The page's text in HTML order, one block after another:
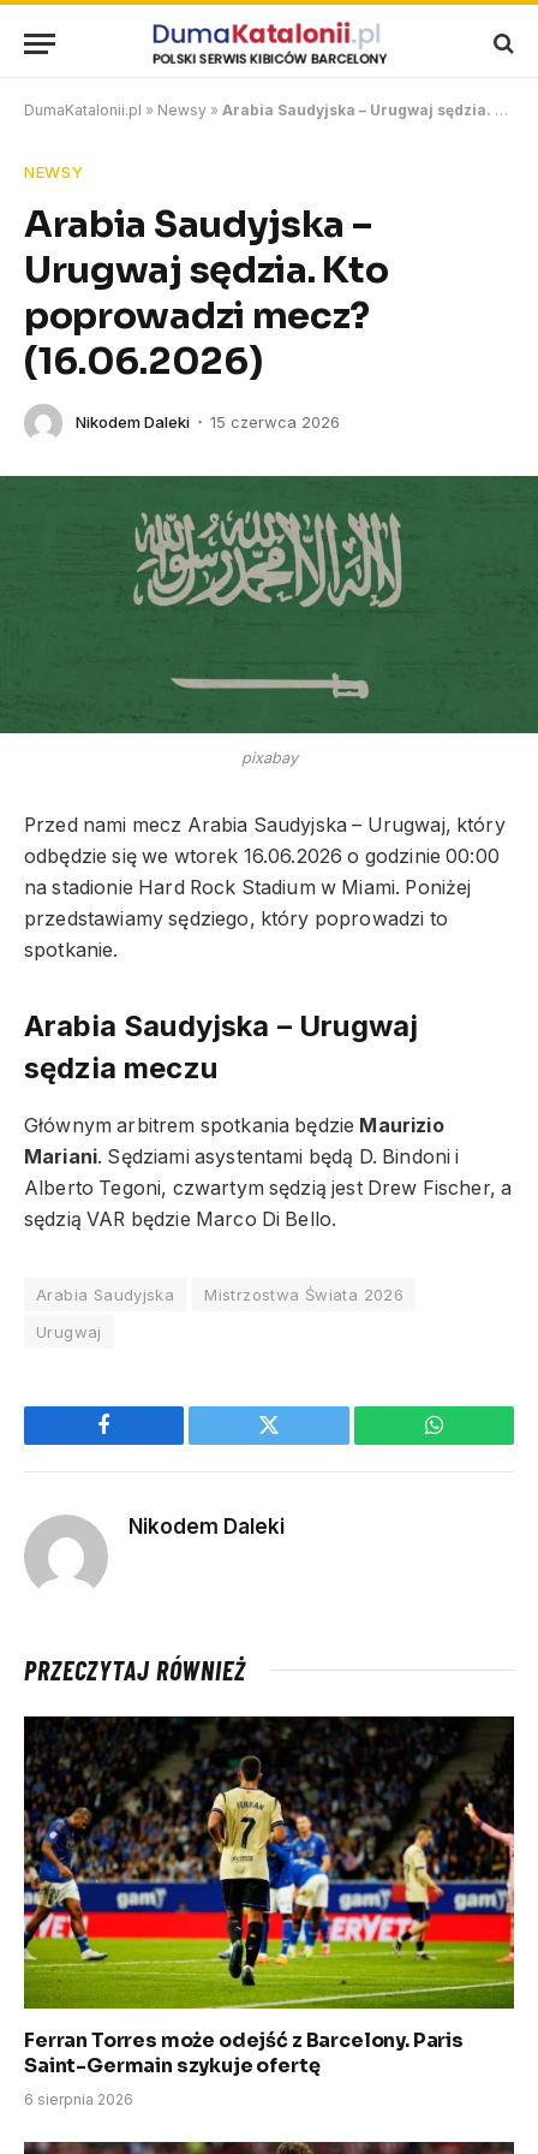
DumaKatalonii.pl » Newsy » Arabia Saudyjska – Urugwaj sędzia. Kto poprowadzi mecz? (16.06.2026)
NEWSY
Arabia Saudyjska –
Urugwaj sędzia. Kto
poprowadzi mecz?
(16.06.2026)
Nikodem Daleki 15 czerwca 2026
pixabay
Przed nami mecz Arabia Saudyjska – Urugwaj, który
odbędzie się we wtorek 16.06.2026 o godzinie 00:00
na stadionie Hard Rock Stadium w Miami. Poniżej
przedstawiamy sędziego, który poprowadzi to
spotkanie.
Arabia Saudyjska – Urugwaj
sędzia meczu
Głównym arbitrem spotkania będzie Maurizio
Mariani. Sędziami asystentami będą D. Bindoni i
Alberto Tegoni, czwartym sędzią jest Drew Fischer, a
sędzią VAR będzie Marco Di Bello.
Arabia Saudyjska
Mistrzostwa Świata 2026
Urugwaj
Facebook Twitter WhatsApp
Nikodem Daleki
PRZECZYTAJ RÓWNIEŻ
Ferran Torres może odejść z Barcelony. Paris
Saint-Germain szykuje ofertę
6 sierpnia 2026